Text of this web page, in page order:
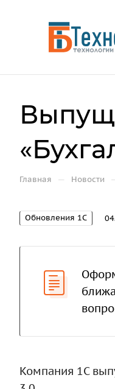
Главная — Новости
Обновления 1С
Компания 1С